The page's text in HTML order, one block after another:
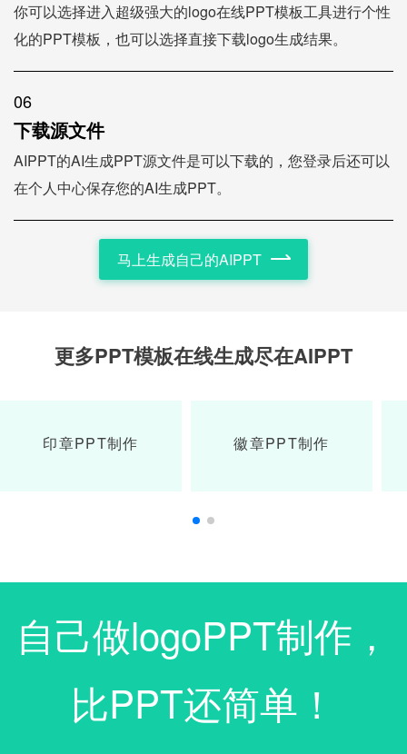
你可以选择进入超级强大的logo在线PPT模板工具进行个性
化的PPT模板，也可以选择直接下载logo生成结果。
06
下载源文件
AIPPT的AI生成PPT源文件是可以下载的，您登录后还可以
在个人中心保存您的AI生成PPT。
马上生成自己的AIPPT
更多PPT模板在线生成尽在AIPPT
印章PPT制作 徽章PPT制作
自己做logoPPT制作，
比PPT还简单！